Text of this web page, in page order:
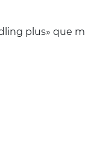
plus» que